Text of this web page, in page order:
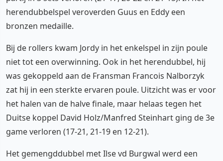
herendubbelspel veroverden Guus en Eddy een
bronzen medaille.
Bij de rollers kwam Jordy in het enkelspel in zijn poule
niet tot een overwinning. Ook in het herendubbel, hij
was gekoppeld aan de Fransman Francois Nalborzyk
zat hij in een sterkte ervaren poule. Uitzicht was er voor
het halen van de halve finale, maar helaas tegen het
Duitse koppel David Holz/Manfred Steinhart ging de 3e
game verloren (17-21, 21-19 en 12-21).
Het gemengddubbel met Ilse vd Burgwal werd een